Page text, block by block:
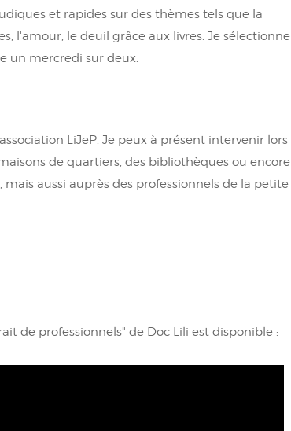
et rapides sur des thèmes tels que la
l'amour, le deuil grâce aux livres. Je sélectionne
un mercredi sur deux.
LiJeP. Je peux à présent intervenir lors
de quartiers, des bibliothèques ou encore
mais aussi auprès des professionnels de la petite
de professionnels" de Doc Lili est disponible :